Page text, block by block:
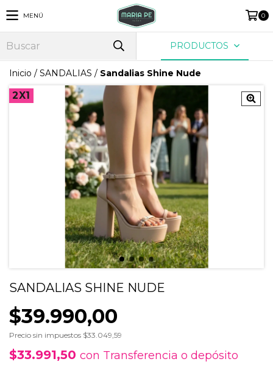
MENÚ 0
PRODUCTOS
Inicio / SANDALIAS / Sandalias Shine Nude
2X1
SANDALIAS SHINE NUDE
$39.990,00
Precio sin impuestos $33.049,59
$33.991,50 con Transferencia o depósito